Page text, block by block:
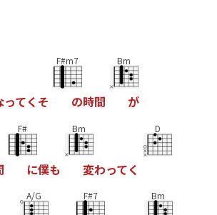
ってく そ
F#m7
の時間
Bm
が
F#
に僕も
Bm
変わってく
D
A/G F#7 Bm